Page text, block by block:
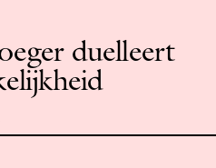
duelleert